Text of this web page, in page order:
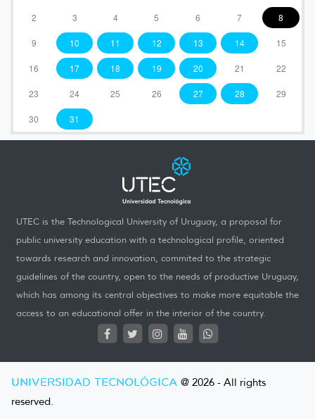
2 3 4 5 6 7 8
9 10 11 12 13 14 15
16 17 18 19 20 21 22
23 24 25 26 27 28 29
30 31
UTEC is the Technological University of Uruguay, a proposal for
public university education with a technological profile, oriented
towards research and innovation, commited to the strategic
guidelines of the country, open to the needs of productive Uruguay,
which has among its central objectives to make more equitable the
access to an educational offer in the interior of the country.
UNIVERSIDAD TECNOLÓGICA @ 2026 - All rights
reserved.